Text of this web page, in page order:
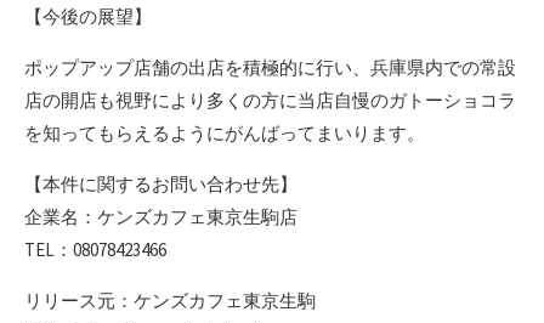
【今後の展望】
ポップアップ店舗の出店を積極的に行い、兵庫県内での常設
店の開店も視野により多くの方に当店自慢のガトーショコラ
を知ってもらえるようにがんばってまいります。
【本件に関するお問い合わせ先】
企業名：ケンズカフェ東京生駒店
TEL：08078423466
リリース元：ケンズカフェ東京生駒